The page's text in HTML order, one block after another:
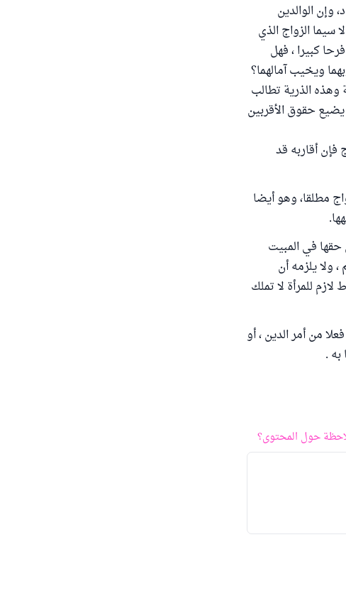
وإن الوالدين
الزواج الذي
كبيرا ، فهل
ويخيب آمالهما؟
الذرية تطالب
حقوق الأقربين
أقاربه قد
مطلقا، وهو أيضا
حقها في المبيت
ولا يلزمه أن
للمرأة لا تملك
من أمر الدين ، أو
به .
حول المحتوى؟